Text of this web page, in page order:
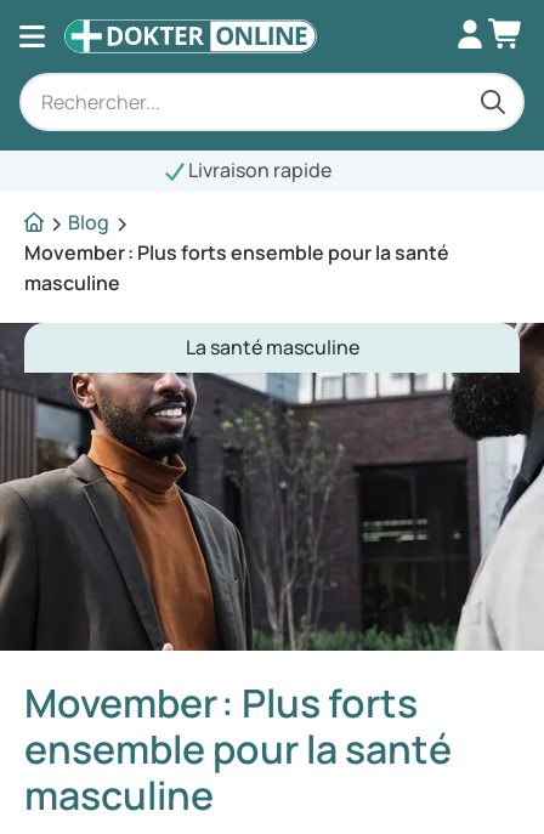
Blog
Movember : Plus forts ensemble pour la santé
masculine
La santé masculine
Movember : Plus forts
ensemble pour la santé
masculine